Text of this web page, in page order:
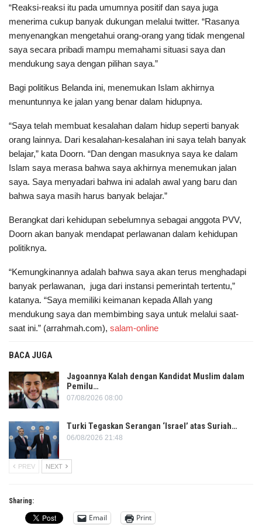
“Reaksi-reaksi itu pada umumnya positif dan saya juga
menerima cukup banyak dukungan melalui twitter. “Rasanya
menyenangkan mengetahui orang-orang yang tidak mengenal
saya secara pribadi mampu memahami situasi saya dan
mendukung saya dengan pilihan saya.”
Bagi politikus Belanda ini, menemukan Islam akhirnya
menuntunnya ke jalan yang benar dalam hidupnya.
“Saya telah membuat kesalahan dalam hidup seperti banyak
orang lainnya. Dari kesalahan-kesalahan ini saya telah banyak
belajar,” kata Doorn. “Dan dengan masuknya saya ke dalam
Islam saya merasa bahwa saya akhirnya menemukan jalan
saya. Saya menyadari bahwa ini adalah awal yang baru dan
bahwa saya masih harus banyak belajar.”
Berangkat dari kehidupan sebelumnya sebagai anggota PVV,
Doorn akan banyak mendapat perlawanan dalam kehidupan
politiknya.
“Kemungkinannya adalah bahwa saya akan terus menghadapi
banyak perlawanan, juga dari instansi pemerintah tertentu,”
katanya. “Saya memiliki keimanan kepada Allah yang
mendukung saya dan membimbing saya untuk melalui saat-
saat ini.” (arrahmah.com), salam-online
BACA JUGA
Jagoannya Kalah dengan Kandidat Muslim dalam
Pemilu…
07/08/2026 08:00
Turki Tegaskan Serangan ‘Israel’ atas Suriah…
06/08/2026 21:48
PREV NEXT
Sharing:
Email Print